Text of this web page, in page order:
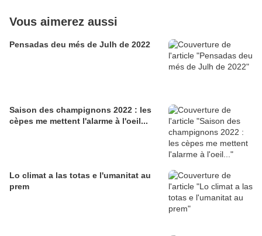
Vous aimerez aussi
Pensadas deu més de Julh de 2022
Saison des champignons 2022 : les
cèpes me mettent l'alarme à l'oeil...
Lo climat a las totas e l'umanitat au
prem